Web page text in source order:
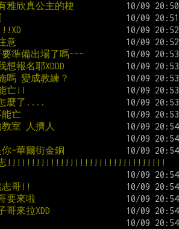
雅欣真公主的梗
意
準備出場了嗎~~~
報名耶XDDD
嗎 變成教練？
亡!!
麼了....
亡
室 人擠人
~華爾街金銅
志!!!!!!!!!!!!!!!!!!!!!!!!!!!!!!!!!
哥!!
要來啦
哥來拉XDD